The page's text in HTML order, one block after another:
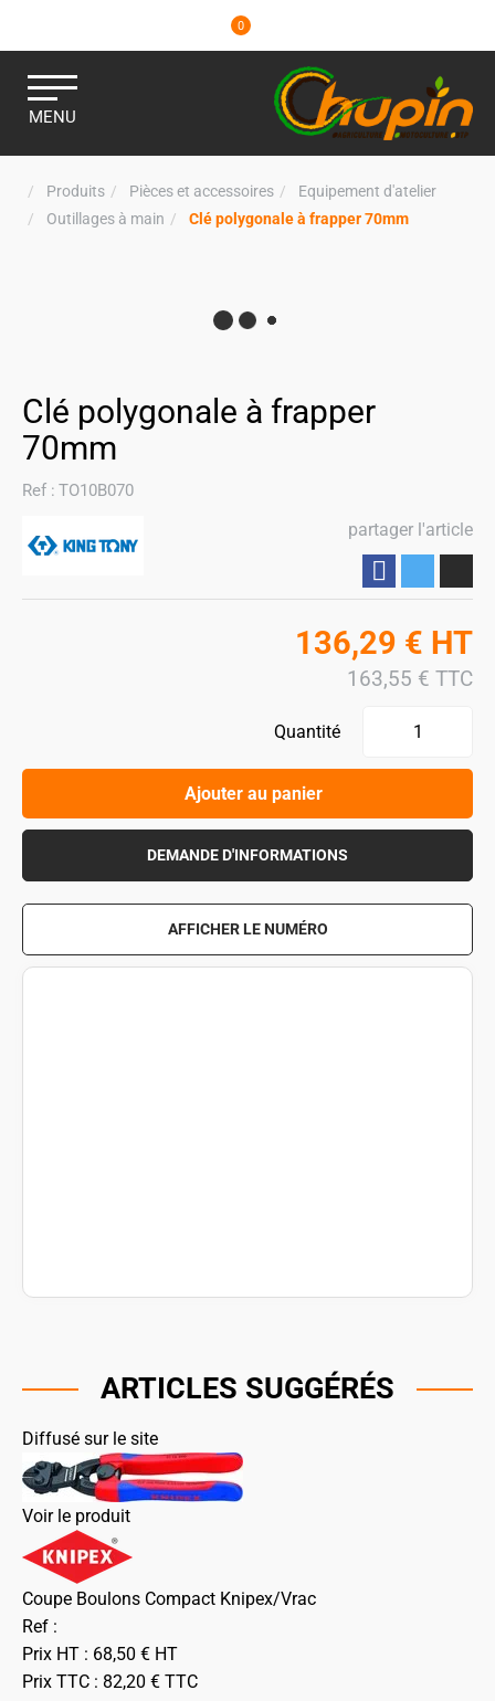
0
MENU
Produits Pièces et accessoires
Equipement d'atelier
Outillages à main
Clé polygonale à frapper 70mm
Clé polygonale à frapper
70mm
Ref : TO10B070
partager l'article
136,29 € HT
163,55 € TTC
Quantité
Ajouter au panier
DEMANDE D'INFORMATIONS
AFFICHER LE NUMÉRO
ARTICLES SUGGÉRÉS
Diffusé sur le site
Voir le produit
Coupe Boulons Compact Knipex/Vrac
Ref :
Prix HT : 68,50 € HT
Prix TTC : 82,20 € TTC